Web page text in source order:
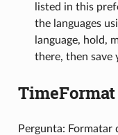
listed in this
the languages
language, hold,
there, then save
TimeFormat
Pergunta: Formatar